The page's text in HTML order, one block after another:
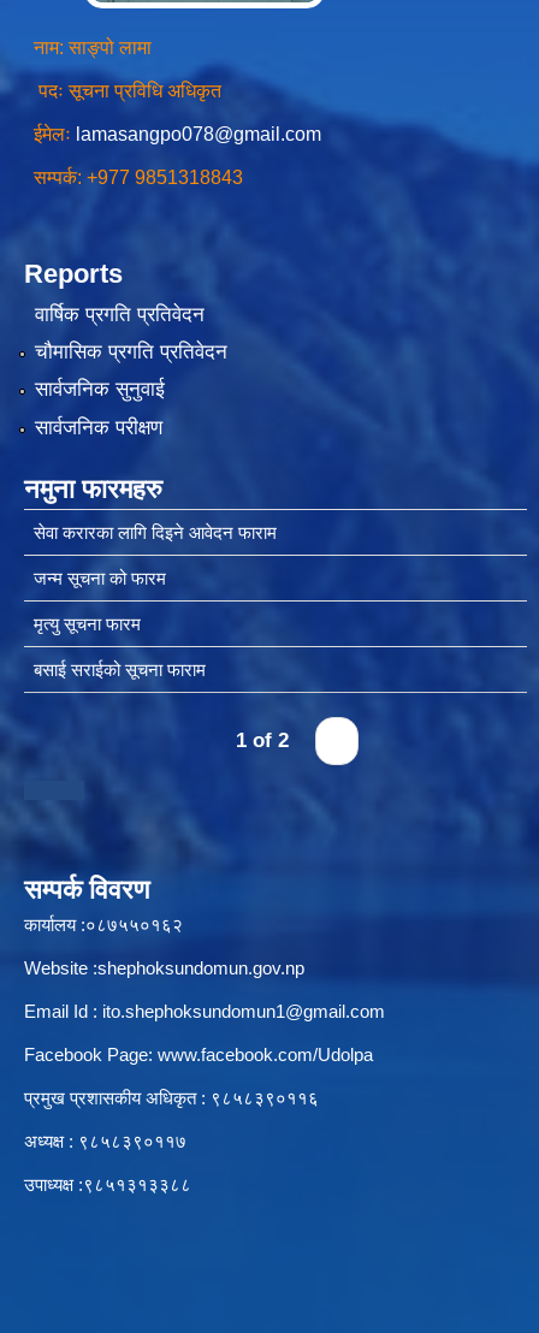
नाम: साङ्पो लामा
पदः सूचना प्रविधि अधिकृत
ईमेलः lamasangpo078@gmail.com
सम्पर्क: +977 9851318843
Reports
वार्षिक प्रगति प्रतिवेदन
चौमासिक प्रगति प्रतिवेदन
सार्वजनिक सुनुवाई
सार्वजनिक परीक्षण
नमुना फारमहरु
सेवा करारका लागि दिइने आवेदन फाराम
जन्म सूचना को फारम
मृत्यु सूचना फारम
बसाई सराईको सूचना फाराम
1 of 2
सम्पर्क विवरण
कार्यालय :०८७५५०१६२
Website :shephoksundomun.gov.np
Email Id : ito.shephoksundomun1@gmail.com
Facebook Page: www.facebook.com/Udolpa
प्रमुख प्रशासकीय अधिकृत : ९८५८३९०११६‍
अध्यक्ष : ९८५८३९०११७
उपाध्यक्ष :९८५१३१३३८८